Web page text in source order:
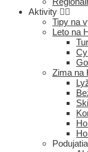
Aktivity
Tipy na
Leto na
Zima na
Podujatia